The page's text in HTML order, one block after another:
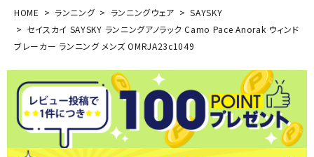
HOME ランニング ランニングウェア
SAYSKY
セイスカイ SAYSKY ランニングアノラック Camo Pace Anorak ウィンド
ブレーカー ランニング メンズ OMRJA23c1049